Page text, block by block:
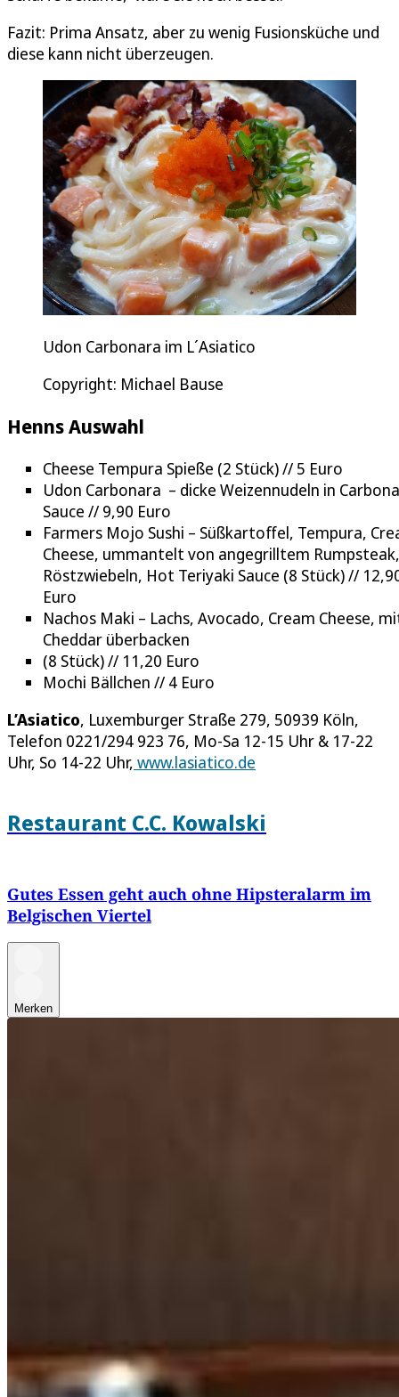
Fazit: Prima Ansatz, aber zu wenig Fusionsküche und
diese kann nicht überzeugen.
Udon Carbonara im L´Asiatico
Copyright: Michael Bause
Henns Auswahl
Cheese Tempura Spieße (2 Stück) // 5 Euro
Udon Carbonara – dicke Weizennudeln in
Sauce // 9,90 Euro
Farmers Mojo Sushi – Süßkartoffel, Tempura,
Cheese, ummantelt von angegrilltem Rumpsteak,
Röstzwiebeln, Hot Teriyaki Sauce (8 Stück) //
Euro
Nachos Maki – Lachs, Avocado, Cream Cheese,
Cheddar überbacken
(8 Stück) // 11,20 Euro
Mochi Bällchen // 4 Euro
L’Asiatico, Luxemburger Straße 279, 50939 Köln,
Telefon 0221/294 923 76, Mo-Sa 12-15 Uhr & 17-22
Uhr, So 14-22 Uhr, www.lasiatico.de
Restaurant C.C. Kowalski
Gutes Essen geht auch ohne Hipsteralarm im
Belgischen Viertel
Merken